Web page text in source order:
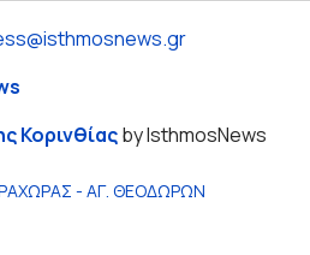
Κορινθίαςby IsthmosNews
- ΑΓ. ΘΕΟΔΩΡΩΝ